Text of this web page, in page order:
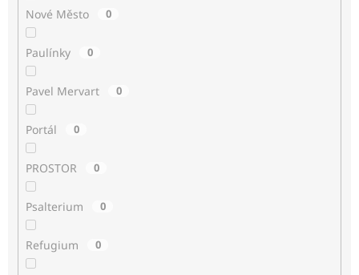
Nové Město 0
Paulínky 0
Pavel Mervart 0
Portál 0
PROSTOR 0
Psalterium 0
Refugium 0